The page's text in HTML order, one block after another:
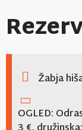
Žabja
OGLED: